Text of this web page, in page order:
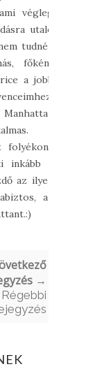
végleg
utaló
tudnék
főként
a jobb
a
az ilyen
az
→
Régebbi